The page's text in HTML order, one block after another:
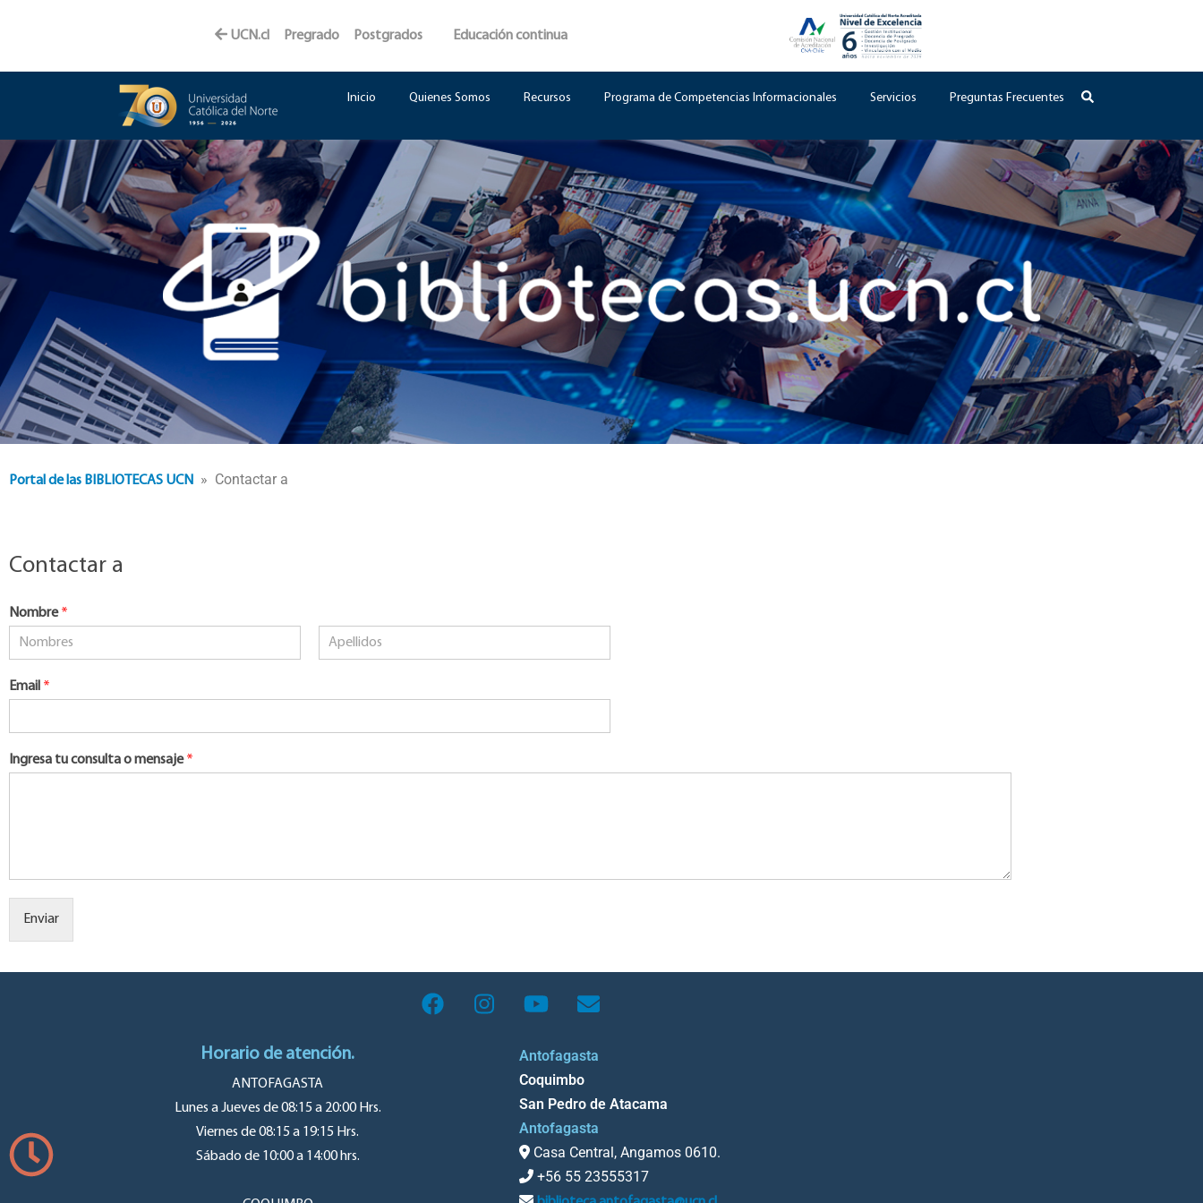
UCN.cl Pregrado Postgrados Educación continua
Inicio Quienes Somos Recursos Programa de Competencias Informacionales Servicios Preguntas Frecuentes
Portal de las BIBLIOTECAS UCN » Contactar a
Contactar a
Nombre*
Email *
Ingresa tu consulta o mensaje*
Enviar
Horario de atención.
ANTOFAGASTA
Lunes a Jueves de 08:15 a 20:00 Hrs.
Viernes de 08:15 a 19:15 Hrs.
Sábado de 10:00 a 14:00 hrs.
Antofagasta
Coquimbo
San Pedro de Atacama
Antofagasta
Casa Central, Angamos 0610.
+56 55 23555317